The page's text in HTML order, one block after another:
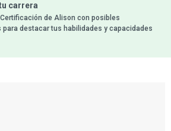
carrera
de Alison con posibles
para destacar tus habilidades y capacidades